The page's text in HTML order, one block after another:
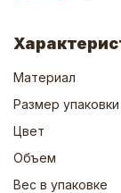
Материал
Размер упаковки
Цвет
Объем
Вес в упаковке